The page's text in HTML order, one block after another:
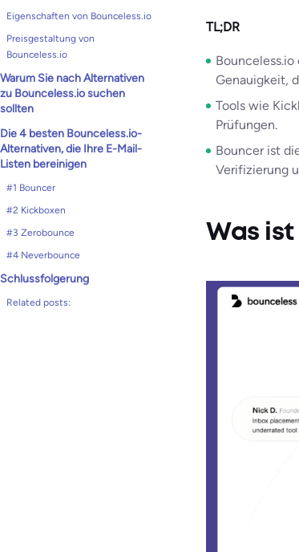
Eigenschaften von Bounceless.io
Preisgestaltung von
Bounceless.io
Warum Sie nach Alternativen
zu Bounceless.io suchen
sollten
Die 4 besten Bounceless.io-
Alternativen, die Ihre E-Mail-
Listen bereinigen
#1 Bouncer
#2 Kickboxen
#3 Zerobounce
#4 Neverbounce
Schlussfolgerung
Related posts:
TL;DR
Genauigkeit,
Tools wie
Prüfungen.
Bouncer ist
Verifizierung
Was